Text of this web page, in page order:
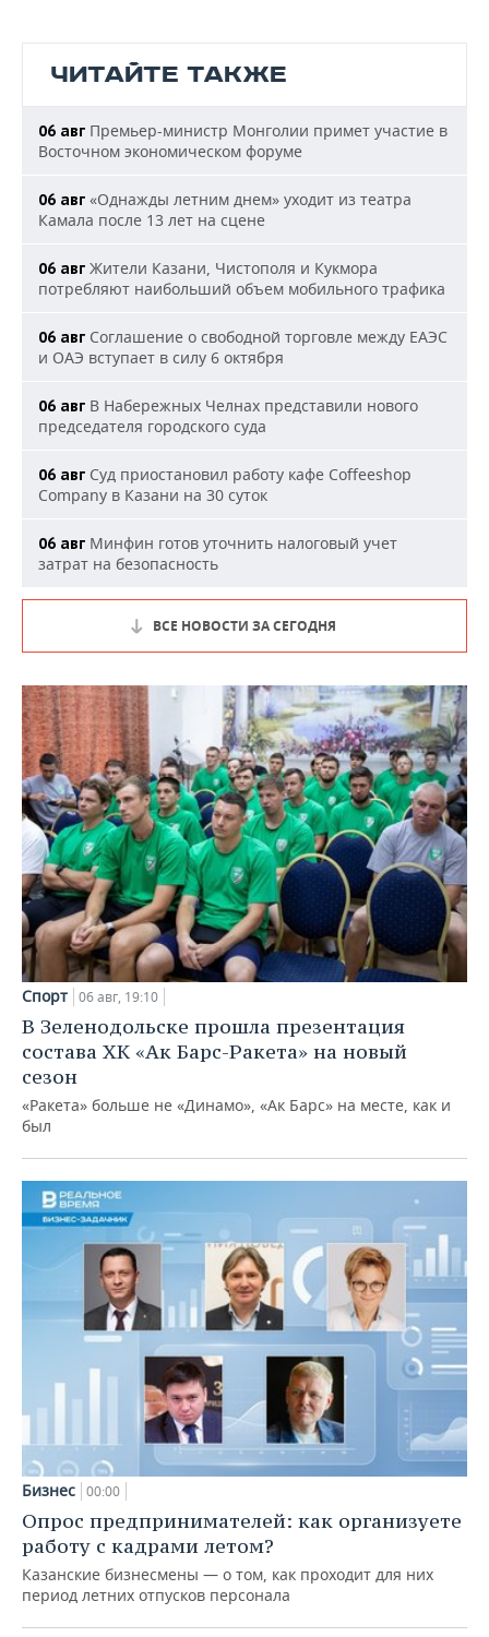
ЧИТАЙТЕ ТАКЖЕ
06 авг Премьер-министр Монголии примет участие в
Восточном экономическом форуме
06 авг «Однажды летним днем» уходит из театра
Камала после 13 лет на сцене
06 авг Жители Казани, Чистополя и Кукмора
потребляют наибольший объем мобильного трафика
06 авг Соглашение о свободной торговле между ЕАЭС
и ОАЭ вступает в силу 6 октября
06 авг В Набережных Челнах представили нового
председателя городского суда
06 авг Суд приостановил работу кафе Coffeeshop
Company в Казани на 30 суток
06 авг Минфин готов уточнить налоговый учет
затрат на безопасность
ВСЕ НОВОСТИ ЗА СЕГОДНЯ
Спорт 06 авг, 19:10
В Зеленодольске прошла презентация
состава ХК «Ак Барс-Ракета» на новый
сезон
«Ракета» больше не «Динамо», «Ак Барс» на месте, как и
был
Бизнес 00:00
Опрос предпринимателей: как организуете
работу с кадрами летом?
Казанские бизнесмены — о том, как проходит для них
период летних отпусков персонала